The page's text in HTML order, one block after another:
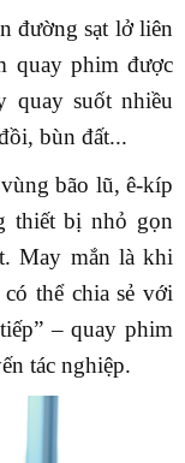
đường sạt lở liên
quay phim được
quay suốt nhiều
bùn đất...
bão lũ, ê-kíp
thiết bị nhỏ gọn
May mắn là khi
thể chia sẻ với
– quay phim
tác nghiệp.